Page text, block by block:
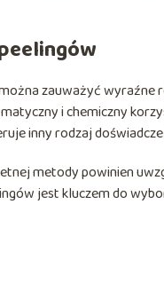
zauważyć wyraźne
i chemiczny
inny rodzaj
metody powinien
jest kluczem do